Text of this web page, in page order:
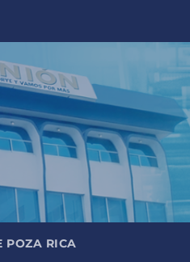
POZA RICA